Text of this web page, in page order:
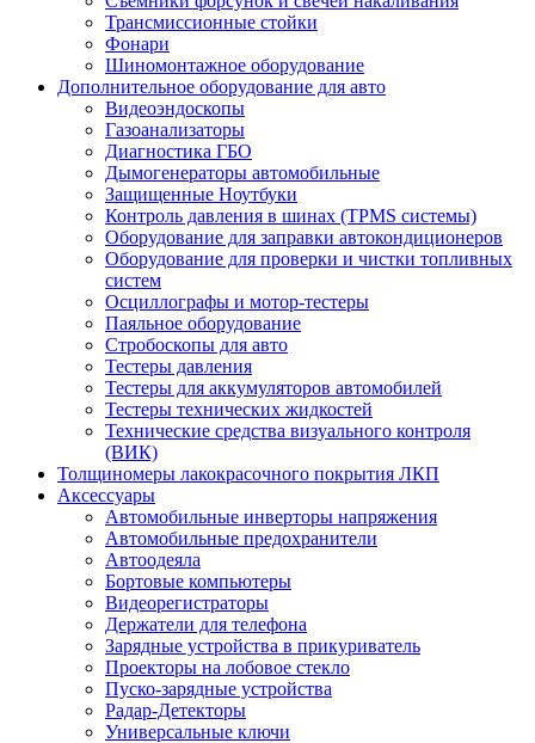
Трансмиссионные стойки
Фонари
Шиномонтажное оборудование
Дополнительное оборудование для авто
Видеоэндоскопы
Газоанализаторы
Диагностика ГБО
Дымогенераторы автомобильные
Защищенные Ноутбуки
Контроль давления в шинах (TPMS системы)
Оборудование для заправки автокондиционеров
Оборудование для проверки и чистки топливных
систем
Осциллографы и мотор-тестеры
Паяльное оборудование
Стробоскопы для авто
Тестеры давления
Тестеры для аккумуляторов автомобилей
Тестеры технических жидкостей
Технические средства визуального контроля
(ВИК)
Толщиномеры лакокрасочного покрытия ЛКП
Аксессуары
Автомобильные инверторы напряжения
Автомобильные предохранители
Автоодеяла
Бортовые компьютеры
Видеорегистраторы
Держатели для телефона
Зарядные устройства в прикуриватель
Проекторы на лобовое стекло
Пуско-зарядные устройства
Радар-Детекторы
Универсальные ключи